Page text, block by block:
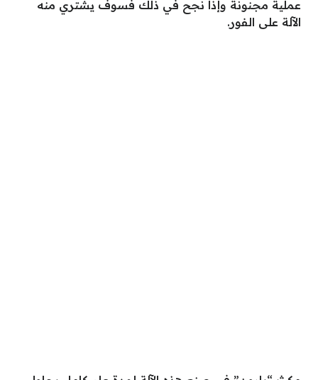
عملية مجنونة وإذا نجح في ذلك فسوف يشتري منه
الآلة على الفور.